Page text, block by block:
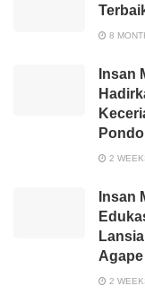
8
Insan
2
Insan
Agape
2